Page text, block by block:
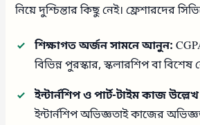
নিয়ে দুশ্চিন্তার কিছু নেই। ফ্রেশারদের
শিক্ষাগত অর্জন সামনে আনুন:
বিভিন্ন পুরস্কার, স্কলারশিপ বা
ইন্টার্নশিপ ও পার্ট-টাইম কাজ
ইন্টার্নশিপ অভিজ্ঞতাই কাজের